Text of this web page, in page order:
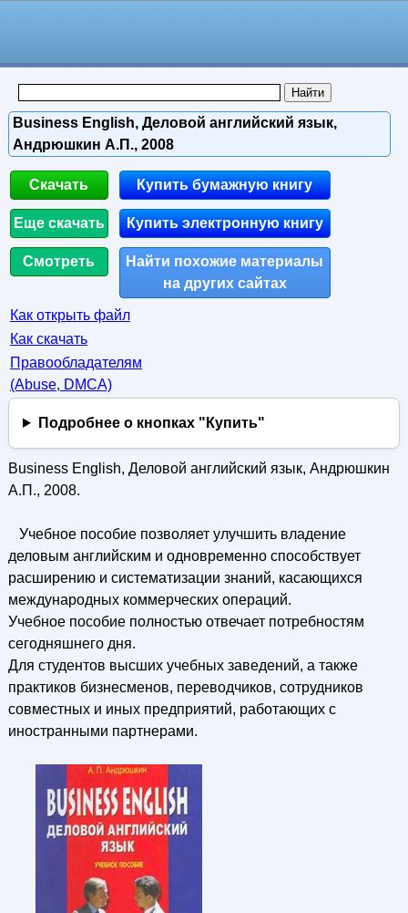
Business English, Деловой английский язык,
Андрюшкин А.П., 2008
Скачать
Еще скачать
Смотреть
Купить бумажную книгу
Купить электронную книгу
Найти похожие материалы
на других сайтах
Как открыть файл
Как скачать
Правообладателям
(Abuse, DMСA)
Подробнее о кнопках "Купить"
Business English, Деловой английский язык, Андрюшкин
А.П., 2008.
Учебное пособие позволяет улучшить владение
деловым английским и одновременно способствует
расширению и систематизации знаний, касающихся
международных коммерческих операций.
Учебное пособие полностью отвечает потребностям
сегодняшнего дня.
Для студентов высших учебных заведений, а также
практиков бизнесменов, переводчиков, сотрудников
совместных и иных предприятий, работающих с
иностранными партнерами.